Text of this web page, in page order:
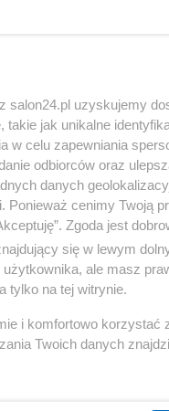
4 z 33
salon24.pl uzyskujemy
jak unikalne
w celu zapewniania
odbiorców oraz
danych
cenimy Twoją
Zgoda jest
się w lewym
ale masz
tylko na tej witrynie.
i komfortowo korzystać
Twoich danych